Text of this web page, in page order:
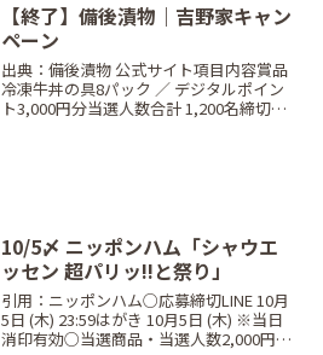
【終了】備後漬物｜吉野家キャン
ペーン
出典：備後漬物 公式サイト項目内容賞品
冷凍牛丼の具8パック ／ デジタルポイン
ト3,000円分当選人数合計 1,200名締切日
10/5〆 ニッポンハム「シャウエ
ッセン 超パリッ!!と祭り」
引用：ニッポンハム○応募締切LINE 10月
5日 (木) 23:59はがき 10月5日 (木) ※当日
消印有効○当選商品・当選人数2,000円以